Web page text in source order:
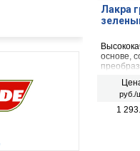
Лакра
основе,
эмали.
руб./
1